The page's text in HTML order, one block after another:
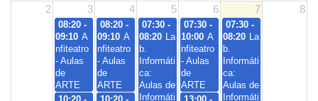
07:30 -
08:20 La
b.
Informáti
ca:
Aulas de
Informáti
07:30 -
08:20 La
b.
Informáti
ca:
Aulas de
Informáti
08:20 -
09:10 A
nfiteatro
- Aulas
de
ARTE
08:20 -
09:10 A
nfiteatro
- Aulas
de
ARTE
07:30 -
10:00 A
nfiteatro
- Aulas
de
ARTE
2 3 4 5 6 7 8